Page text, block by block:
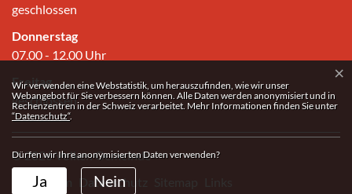
geschlossen
Donnerstag
07.00 - 12.00 Uhr
Freitag
geschlossen
© 2026 Volken Gemeinde
Toolbar
Impressum Datenschutz
Webstatistik
Wir verwenden eine Webstatistik, um herauszufinden, wie wir unser
Webangebot für Sie verbessern können. Alle Daten werden anonymisiert und in
Rechenzentren in der Schweiz verarbeitet. Mehr Informationen finden Sie unter
“Datenschutz“.
Dürfen wir Ihre anonymisierten Daten verwenden?
Ja Nein
×